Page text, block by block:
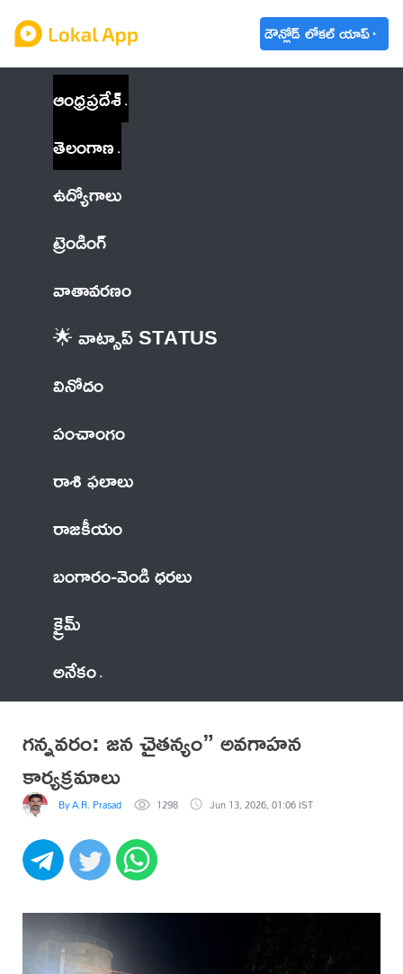
డౌన్లోడ్ లోకల్ యాప్
ఆంధ్రప్రదేశ్
తెలంగాణ
ఉద్యోగాలు
ట్రెండింగ్
వాతావరణం
🌟 వాట్సాప్ STATUS
వినోదం
పంచాంగం
రాశి ఫలాలు
రాజకీయం
బంగారం-వెండి ధరలు
క్రైమ్
అనేకం
గన్నవరం: జన చైతన్యం” అవగాహన
కార్యక్రమాలు
By A.R. Prasad 1298 Jun 13, 2026, 01:06 IST